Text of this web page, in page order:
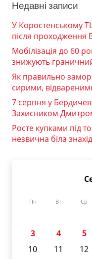
Недавні записи
У Коростенському
після проходження
Мобілізація до 60
знижують
Як правильно
сирими,
7 серпня у
Захисником
Росте купками під
незвична біла
Пн Вт Ср
3
4 5
10
11 12